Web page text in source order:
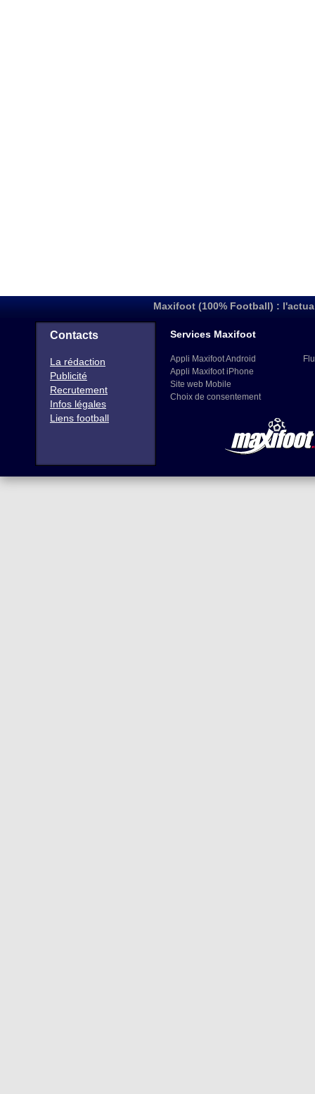
Maxifoot (100% Football) :
Contacts
La rédaction
Publicité
Recrutement
Infos légales
Liens football
Services Maxifoot
Appli Maxifoot Android
Appli Maxifoot iPhone
Site web Mobile
Choix de consentement